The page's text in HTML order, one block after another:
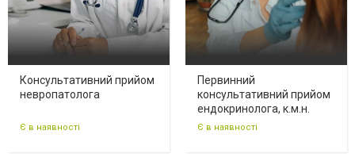
Консультативний прийом
невропатолога
Є в наявності
Первинний
консультативний прийом
ендокринолога, к.м.н.
Є в наявності